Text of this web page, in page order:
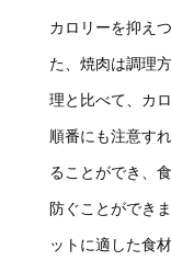
カロリーを抑え
た、焼肉は調理
理と比べて、カ
順番にも注意す
ることができ、
防ぐことができ
ットに適した食